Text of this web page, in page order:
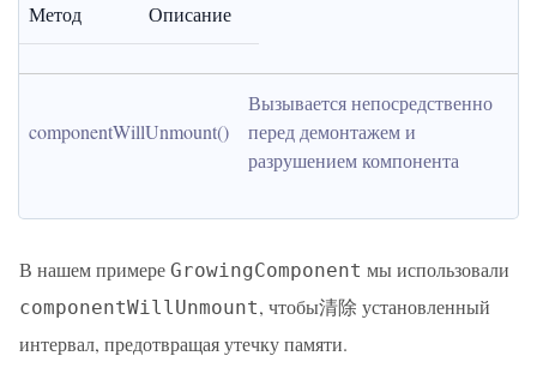
Метод Описание
componentWillUnmount()
Вызывается непосредственно
перед демонтажем и
разрушением компонента
В нашем примере GrowingComponent мы использовали
componentWillUnmount, чтобы清除 установленный
интервал, предотвращая утечку памяти.